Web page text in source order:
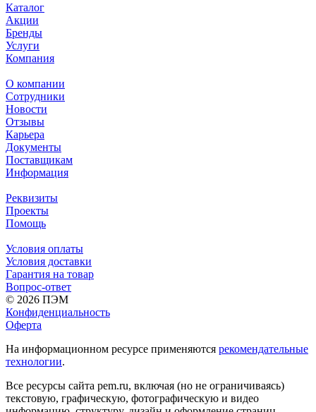
Каталог
Акции
Бренды
Услуги
Компания
О компании
Сотрудники
Новости
Отзывы
Карьера
Документы
Поставщикам
Информация
Реквизиты
Проекты
Помощь
Условия оплаты
Условия доставки
Гарантия на товар
Вопрос-ответ
© 2026 ПЭМ
Конфиденциальность
Оферта
На информационном ресурсе применяются рекомендательные
технологии.
Все ресурсы сайта pem.ru, включая (но не ограничиваясь)
текстовую, графическую, фотографическую и видео